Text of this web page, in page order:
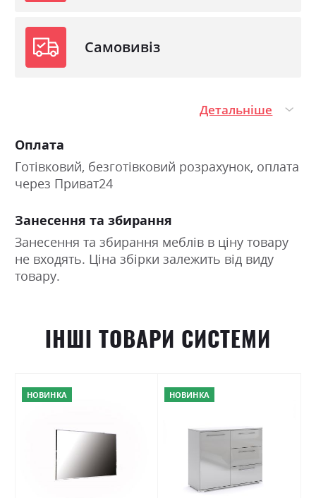
Самовивіз
Детальніше
Оплата
Готівковий, безготівковий розрахунок, оплата
через Приват24
Занесення та збирання
Занесення та збирання меблів в ціну товару
не входять. Ціна збірки залежить від виду
товару.
ІНШІ ТОВАРИ СИСТЕМИ
НОВИНКА НОВИНКА